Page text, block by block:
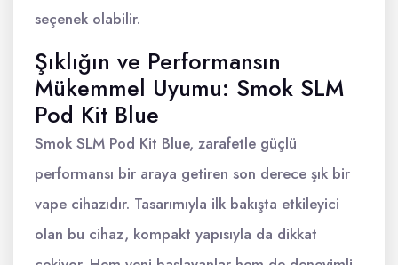
seçenek olabilir.
Şıklığın ve Performansın
Mükemmel Uyumu: Smok SLM
Pod Kit Blue
Smok SLM Pod Kit Blue, zarafetle güçlü
performansı bir araya getiren son derece şık bir
vape cihazıdır. Tasarımıyla ilk bakışta etkileyici
olan bu cihaz, kompakt yapısıyla da dikkat